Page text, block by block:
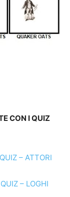
CON I QUIZ
– ATTORI
– LOGHI